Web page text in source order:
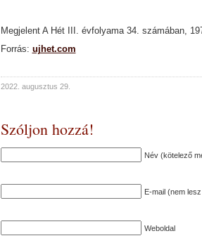
Megjelent A Hét III. évfolyama 34. számában,
Forrás: ujhet.com
2022. augusztus 29.
Szóljon hozzá!
Név (kötelező
E-mail (nem
Weboldal